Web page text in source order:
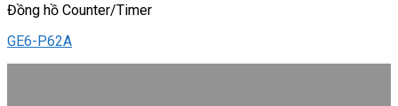
Đồng hồ Counter/Timer
GE6-P62A